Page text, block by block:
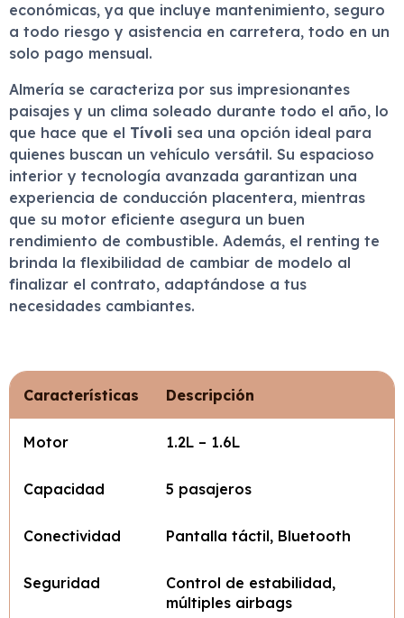
económicas, ya que incluye mantenimiento, seguro
a todo riesgo y asistencia en carretera, todo en un
solo pago mensual.
Almería se caracteriza por sus impresionantes
paisajes y un clima soleado durante todo el año, lo
que hace que el Tívoli sea una opción ideal para
quienes buscan un vehículo versátil. Su espacioso
interior y tecnología avanzada garantizan una
experiencia de conducción placentera, mientras
que su motor eficiente asegura un buen
rendimiento de combustible. Además, el renting te
brinda la flexibilidad de cambiar de modelo al
finalizar el contrato, adaptándose a tus
necesidades cambiantes.
Características Descripción
Motor 1.2L – 1.6L
Capacidad 5 pasajeros
Conectividad Pantalla táctil, Bluetooth
Seguridad
Control de estabilidad,
múltiples airbags